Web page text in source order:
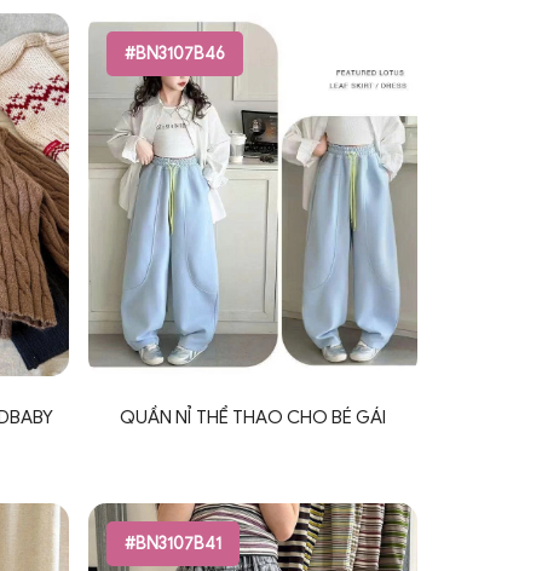
#BN3107B46
QUẦN NỈ THỂ THAO CHO BÉ GÁI
#BN3107B41